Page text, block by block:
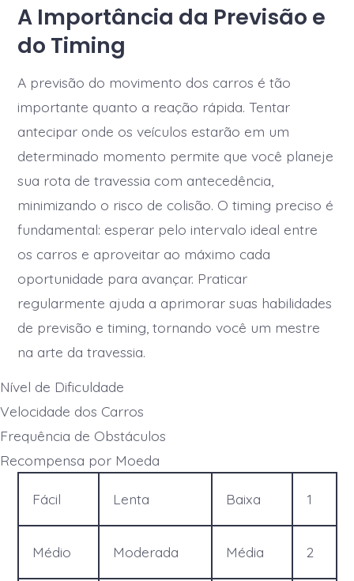
A Importância da Previsão e
do Timing
A previsão do movimento dos carros é tão
importante quanto a reação rápida. Tentar
antecipar onde os veículos estarão em um
determinado momento permite que você planeje
sua rota de travessia com antecedência,
minimizando o risco de colisão. O timing preciso é
fundamental: esperar pelo intervalo ideal entre
os carros e aproveitar ao máximo cada
oportunidade para avançar. Praticar
regularmente ajuda a aprimorar suas habilidades
de previsão e timing, tornando você um mestre
na arte da travessia.
Nível de Dificuldade
Velocidade dos Carros
Frequência de Obstáculos
Recompensa por Moeda
Fácil Lenta Baixa 1
Médio Moderada Média 2